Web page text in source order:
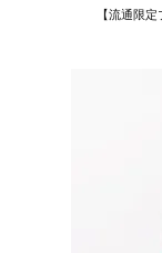
【流通限